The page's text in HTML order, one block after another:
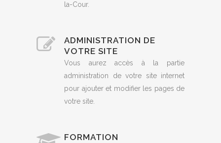
la-Cour.
ADMINISTRATION DE
VOTRE SITE
Vous aurez accès à la partie
administration de votre site internet
pour ajouter et modifier les pages de
votre site.
FORMATION